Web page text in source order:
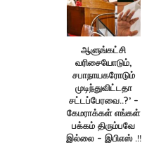
ஆளுங்கட்சி
வரிசையோடும்,
சபாநாயகரோடும்
முடிந்துவிட்டதா
சட்டப்பேரவை..?’ –
கேமராக்கள் எங்கள்
பக்கம் திரும்பவே
இல்லை – இபிஎஸ் .!!